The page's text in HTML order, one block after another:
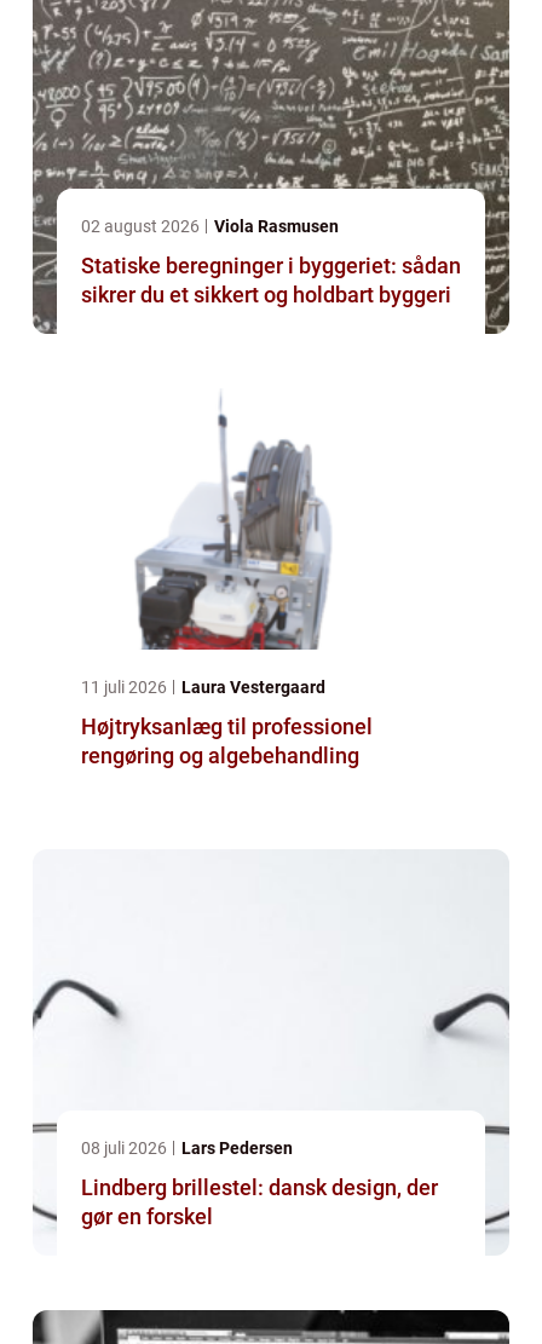
02 august 2026 Viola Rasmusen
Statiske beregninger i byggeriet: sådan
sikrer du et sikkert og holdbart byggeri
11 juli 2026 Laura Vestergaard
Højtryksanlæg til professionel
rengøring og algebehandling
08 juli 2026 Lars Pedersen
Lindberg brillestel: dansk design, der
gør en forskel